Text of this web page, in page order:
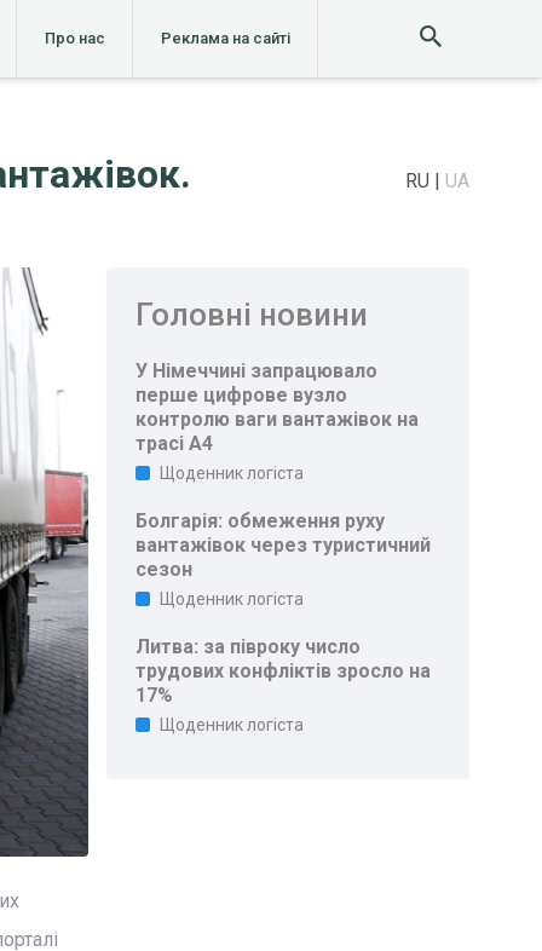
Про нас Реклама на сайті
RU UA
Головні новини
У Німеччині запрацювало
перше цифрове вузло
контролю ваги вантажівок на
трасі A4
Щоденник логіста
Болгарія: обмеження руху
вантажівок через туристичний
сезон
Щоденник логіста
Литва: за півроку число
трудових конфліктів зросло на
17%
Щоденник логіста